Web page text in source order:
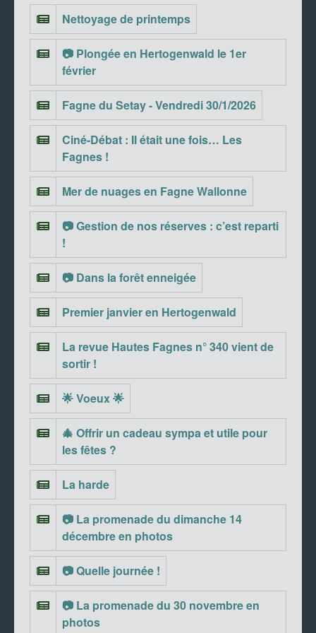
Nettoyage de printemps
📷 Plongée en Hertogenwald le 1er
février
Fagne du Setay - Vendredi 30/1/2026
Ciné-Débat : Il était une fois… Les
Fagnes !
Mer de nuages en Fagne Wallonne
📷 Gestion de nos réserves : c’est reparti
!
📷 Dans la forêt enneigée
Premier janvier en Hertogenwald
La revue Hautes Fagnes n° 340 vient de
sortir !
🌟 Voeux 🌟
🎄 Offrir un cadeau sympa et utile pour
les fêtes ?
La harde
📷 La promenade du dimanche 14
décembre en photos
📷 Quelle journée !
📷 La promenade du 30 novembre en
photos